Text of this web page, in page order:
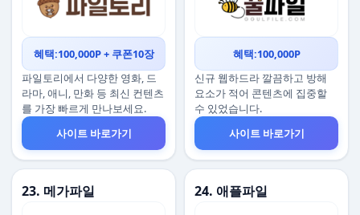
혜택:100,000P + 쿠폰10장
파일토리에서 다양한 영화, 드
라마, 애니, 만화 등 최신 컨텐츠
를 가장 빠르게 만나보세요.
사이트 바로가기
혜택:100,000P
신규 웹하드라 깔끔하고 방해
요소가 적어 콘텐츠에 집중할
수 있었습니다.
사이트 바로가기
23. 메가파일 24. 애플파일